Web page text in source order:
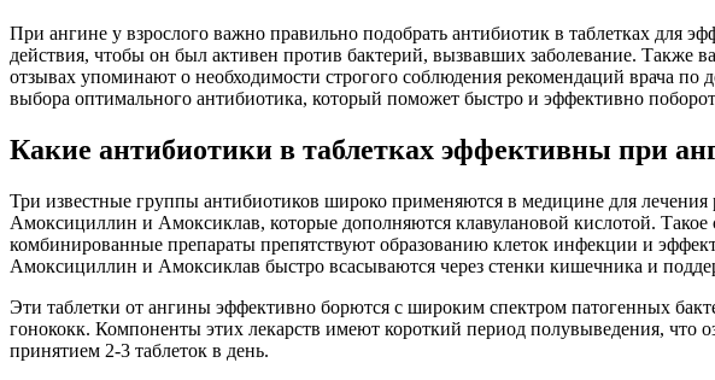
При ангине у взрослого важно правильно подобрать антибиотик в таблетках для
действия, чтобы он был активен против бактерий, вызвавших заболевание.
отзывах упоминают о необходимости строгого соблюдения рекомендаций врача
выбора оптимального антибиотика, который поможет быстро и эффективно
Какие антибиотики в таблетках эффективны при
Три известные группы антибиотиков широко применяются в медицине для
Амоксициллин и Амоксиклав, которые дополняются клавулановой кислотой. Такое
комбинированные препараты препятствуют образованию клеток инфекции и
Амоксициллин и Амоксиклав быстро всасываются через стенки кишечника и
Эти таблетки от ангины эффективно борются с широким спектром патогенных
гонококк. Компоненты этих лекарств имеют короткий период полувыведения, что
принятием 2-3 таблеток в день.